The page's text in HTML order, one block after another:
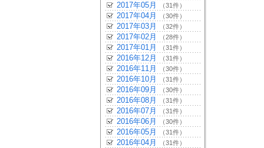
2017年05月 （31件）
2017年04月 （30件）
2017年03月 （32件）
2017年02月 （28件）
2017年01月 （31件）
2016年12月 （31件）
2016年11月 （30件）
2016年10月 （31件）
2016年09月 （30件）
2016年08月 （31件）
2016年07月 （31件）
2016年06月 （30件）
2016年05月 （31件）
2016年04月 （31件）